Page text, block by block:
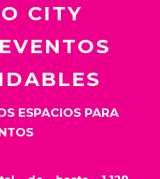
CITY
ESPACIOS PARA